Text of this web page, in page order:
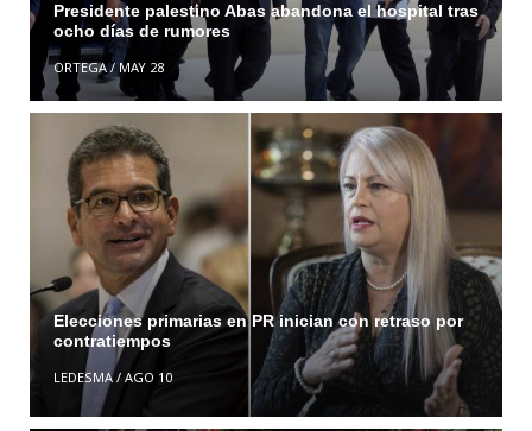
Presidente palestino Abas abandona el hospital tras
ocho días de rumores
ORTEGA/ MAY 28
Elecciones primarias en PR inician con retraso por
contratiempos
LEDESMA/ AGO 10